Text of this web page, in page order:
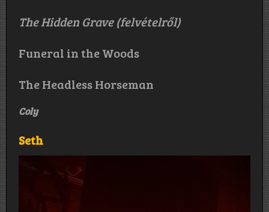
The Hidden Grave (felvételről)
Funeral in the Woods
The Headless Horseman
Coly
Seth